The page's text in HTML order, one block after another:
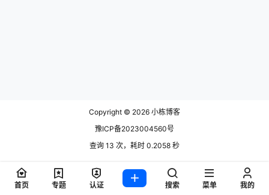
Copyright © 2026 小栋博客
豫ICP备2023004560号
查询 13 次，耗时 0.2058 秒
首页 专题 认证 搜索 菜单 我的